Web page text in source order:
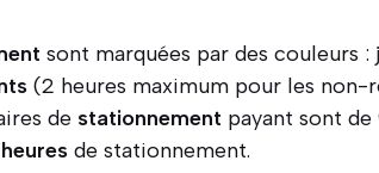
sont marquées par des couleurs :
(2 heures maximum pour les
de stationnement payant sont de
heures de stationnement.